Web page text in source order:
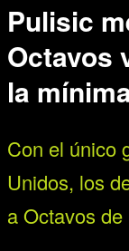
Pulisic
Octavos
la
Con el único
Unidos, los
a Octavos